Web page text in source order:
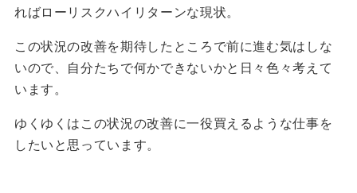
ればローリスクハイリターンな現状。
この状況の改善を期待したところで前に進む気はしな
いので、自分たちで何かできないかと日々色々考えて
います。
ゆくゆくはこの状況の改善に一役買えるような仕事を
したいと思っています。